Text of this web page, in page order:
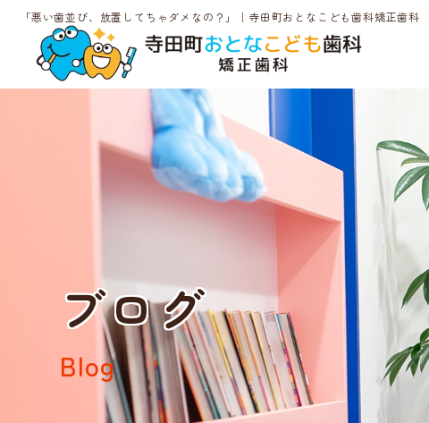
「悪い歯並び、放置してちゃダメなの？」｜寺田町おとなこども歯科矯正歯科
ブログ
Blog